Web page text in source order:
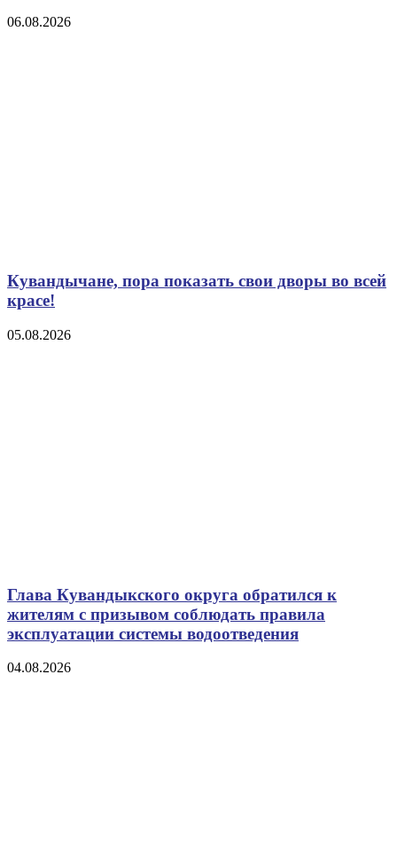
06.08.2026
Кувандычане, пора показать свои дворы во всей
красе!
05.08.2026
Глава Кувандыкского округа обратился к
жителям с призывом соблюдать правила
эксплуатации системы водоотведения
04.08.2026